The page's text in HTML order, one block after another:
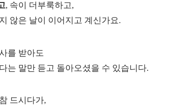
, 속이 더부룩하고,
않은 날이 이어지고 계신가요.
를 받아도
는 말만 듣고 돌아오셨을 수 있습니다.
드시다가,